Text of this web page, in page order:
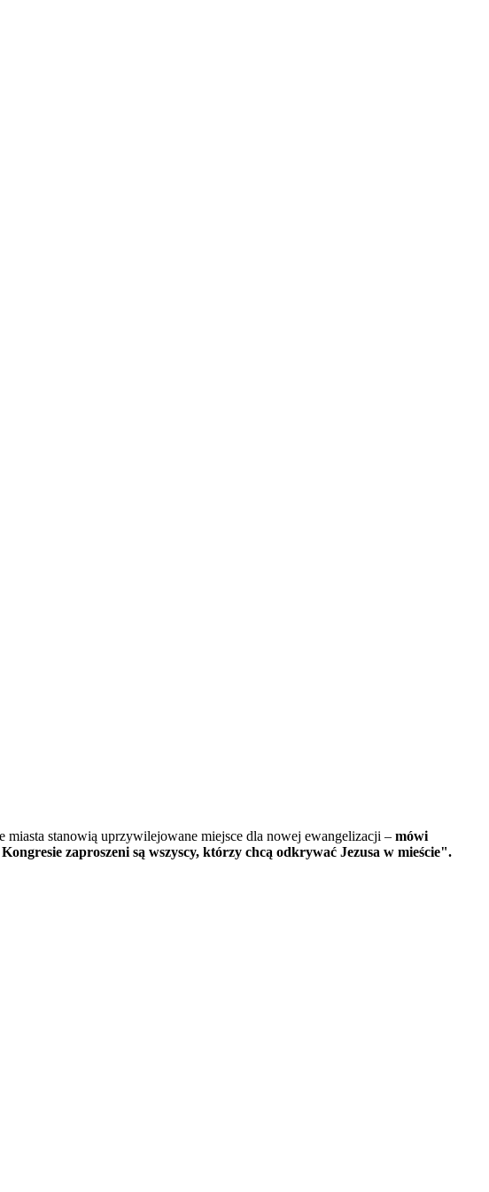
miasta stanowią uprzywilejowane miejsce dla nowej ewangelizacji – mówi
zaproszeni są wszyscy, którzy chcą odkrywać Jezusa w mieście".